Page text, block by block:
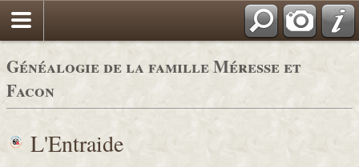
Généalogie de la famille Méresse et
Facon
L'Entraide